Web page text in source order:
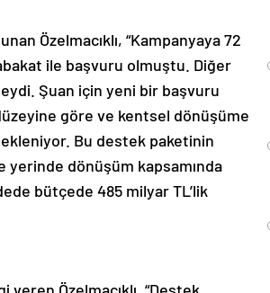
Özelmacıklı, “Kampanyaya 72
ile başvuru olmuştu. Diğer
Şuan için yeni bir başvuru
göre ve kentsel dönüşüme
Bu destek paketinin
yerinde dönüşüm kapsamında
bütçede 485 milyar TL’lik